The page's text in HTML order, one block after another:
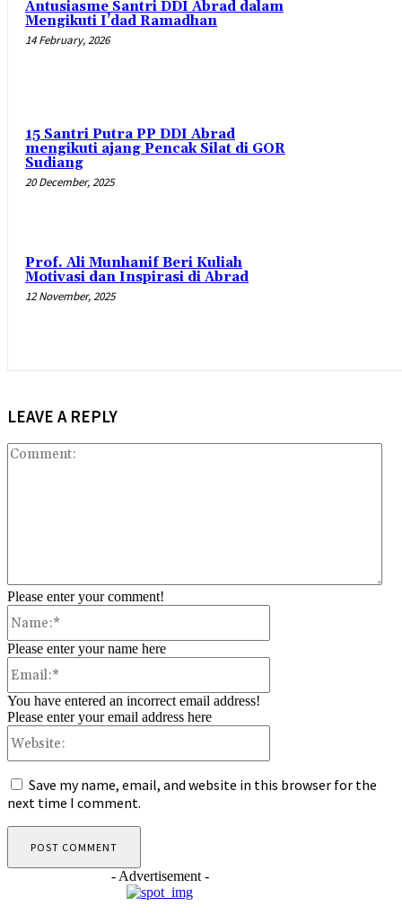
Antusiasme Santri DDI Abrad dalam
Mengikuti I’dad Ramadhan
14 February, 2026
15 Santri Putra PP DDI Abrad
mengikuti ajang Pencak Silat di GOR
Sudiang
20 December, 2025
Prof. Ali Munhanif Beri Kuliah
Motivasi dan Inspirasi di Abrad
12 November, 2025
LEAVE A REPLY
Please enter your comment!
Please enter your name here
You have entered an incorrect email address!
Please enter your email address here
Save my name, email, and website in this browser for the
next time I comment.
- Advertisement -